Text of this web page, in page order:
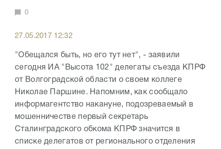
0
27.05.2017 12:32
"Обещался быть, но его тут нет", - заявили
сегодня ИА "Высота 102" делегаты съезда КПРФ
от Волгоградской области о своем коллеге
Николае Паршине. Напомним, как сообщало
информагентство накануне, подозреваемый в
мошенничестве первый секретарь
Сталинградского обкома КПРФ значится в
списке делегатов от регионального отделения